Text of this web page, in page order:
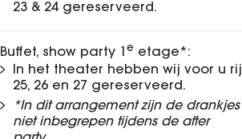
23 & 24 gereserveerd.
Buffet, show party 1 e etage*:
In het theater hebben wij voor u rij
25, 26 en 27 gereserveerd.
*In dit arrangement zijn de drankjes
niet inbegrepen tijdens de after